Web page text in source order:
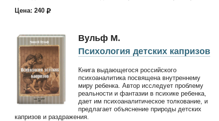
Цена: 240
Вульф М.
Психология детских капризов
Книга выдающегося российского
психоаналитика посвящена внутреннему
миру ребенка. Автор исследует проблему
реальности и фантазии в психике ребенка,
дает им психоаналитическое толкование, и
предлагает объяснение природы детских
капризов и раздражения.